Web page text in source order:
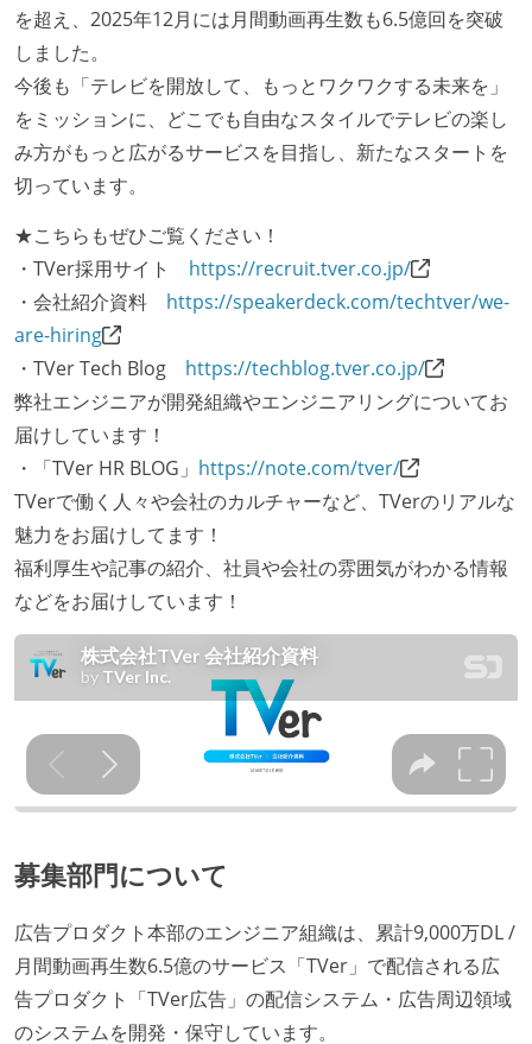
を超え、2025年12月には月間動画再生数も6.5億回を突破
しました。
今後も「テレビを開放して、もっとワクワクする未来を」
をミッションに、どこでも自由なスタイルでテレビの楽し
み方がもっと広がるサービスを目指し、新たなスタートを
切っています。
★こちらもぜひご覧ください！
・TVer採用サイト https://recruit.tver.co.jp/
・会社紹介資料 https://speakerdeck.com/techtver/we-
are-hiring
・TVer Tech Blog https://techblog.tver.co.jp/
弊社エンジニアが開発組織やエンジニアリングについてお
届けしています！
・「TVer HR BLOG」 https://note.com/tver/
TVerで働く人々や会社のカルチャーなど、TVerのリアルな
魅力をお届けしてます！
福利厚生や記事の紹介、社員や会社の雰囲気がわかる情報
などをお届けしています！
募集部門について
広告プロダクト本部のエンジニア組織は、累計9,000万DL /
月間動画再生数6.5億のサービス「TVer」で配信される広
告プロダクト「TVer広告」の配信システム・広告周辺領域
のシステムを開発・保守しています。